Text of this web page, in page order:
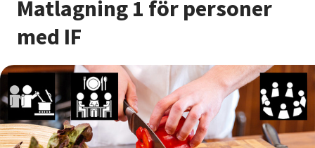
För dig som
Sök kurser och evenemang
Om SV
Starta studiecirkel
Matlagning 1 för personer
med IF